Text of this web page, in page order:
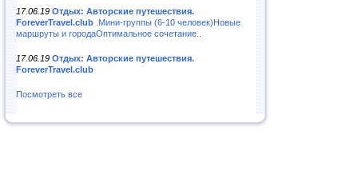
17.06.19 Отдых: Авторские путешествия.
ForeverTravel.club .Мини-группы (6-10 человек)Новые
маршруты и городаОптимальное сочетание..
17.06.19 Отдых: Авторские путешествия.
ForeverTravel.club
Посмотреть все